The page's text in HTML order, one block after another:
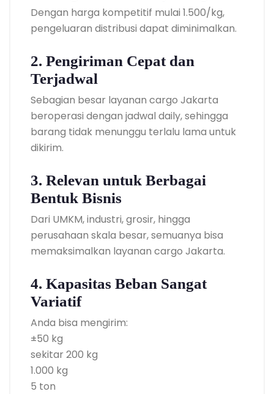
Dengan harga kompetitif mulai 1.500/kg,
pengeluaran distribusi dapat diminimalkan.
2. Pengiriman Cepat dan
Terjadwal
Sebagian besar layanan cargo Jakarta
beroperasi dengan jadwal daily, sehingga
barang tidak menunggu terlalu lama untuk
dikirim.
3. Relevan untuk Berbagai
Bentuk Bisnis
Dari UMKM, industri, grosir, hingga
perusahaan skala besar, semuanya bisa
memaksimalkan layanan cargo Jakarta.
4. Kapasitas Beban Sangat
Variatif
Anda bisa mengirim:
±50 kg
sekitar 200 kg
1.000 kg
5 ton